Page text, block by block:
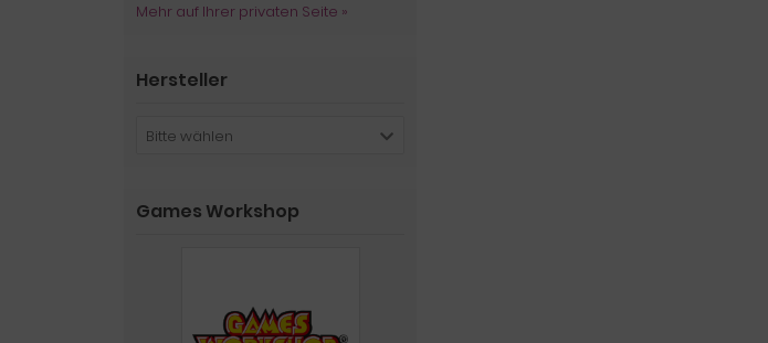
Mehr auf Ihrer privaten Seite »
Hersteller
Bitte wählen
Games Workshop